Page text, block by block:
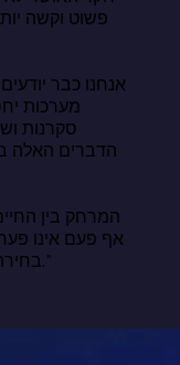
בחירה הזמינה לכל אחד ואחת מאיתנו, כיום."